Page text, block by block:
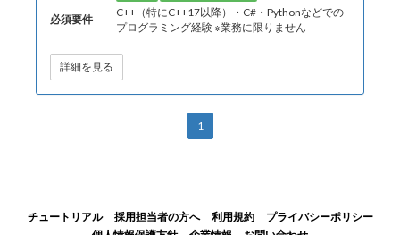
必須要件
C++（特にC++17以降）・C#・Pythonなどでの
プログラミング経験 ※業務に限りません
詳細を見る
1
チュートリアル 採用担当者の方へ 利用規約
プライバシーポリシー